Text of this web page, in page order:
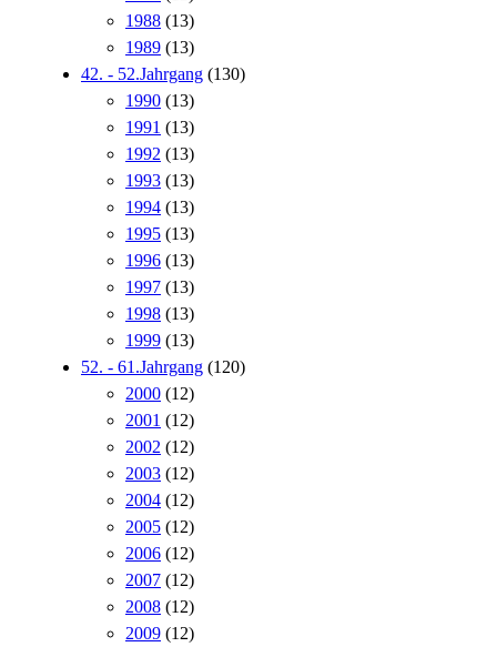
1988 (13)
1989 (13)
42. - 52.Jahrgang (130)
1990 (13)
1991 (13)
1992 (13)
1993 (13)
1994 (13)
1995 (13)
1996 (13)
1997 (13)
1998 (13)
1999 (13)
52. - 61.Jahrgang (120)
2000 (12)
2001 (12)
2002 (12)
2003 (12)
2004 (12)
2005 (12)
2006 (12)
2007 (12)
2008 (12)
2009 (12)